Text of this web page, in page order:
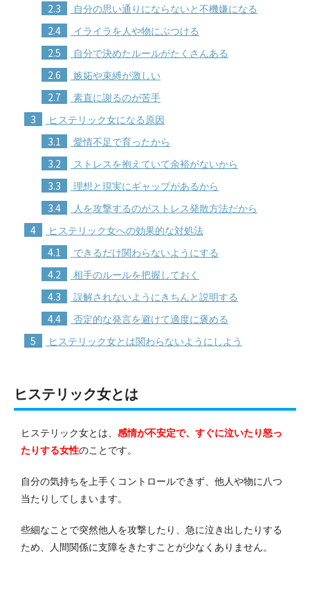
2.3 自分の思い通りにならないと不機嫌になる
2.4 イライラを人や物にぶつける
2.5 自分で決めたルールがたくさんある
2.6 嫉妬や束縛が激しい
2.7 素直に謝るのが苦手
3 ヒステリック女になる原因
3.1 愛情不足で育ったから
3.2 ストレスを抱えていて余裕がないから
3.3 理想と現実にギャップがあるから
3.4 人を攻撃するのがストレス発散方法だから
4 ヒステリック女への効果的な対処法
4.1 できるだけ関わらないようにする
4.2 相手のルールを把握しておく
4.3 誤解されないようにきちんと説明する
4.4 否定的な発言を避けて適度に褒める
5 ヒステリック女とは関わらないようにしよう
ヒステリック女とは
ヒステリック女とは、 感情が不安定で、すぐに泣いたり怒っ
たりする女性のことです。
自分の気持ちを上手くコントロールできず、他人や物に八つ
当たりしてしまいます。
些細なことで突然他人を攻撃したり、急に泣き出したりする
ため、人間関係に支障をきたすことが少なくありません。